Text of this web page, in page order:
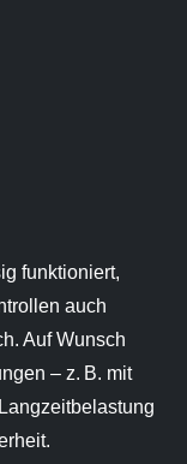
funktioniert,
auch
Auf Wunsch
– z. B. mit